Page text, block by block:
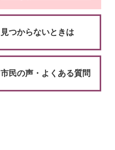
見つからないときは
市民の声・よくある質問